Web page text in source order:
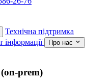
Технічна підтримка
інформації Про нас
prem)